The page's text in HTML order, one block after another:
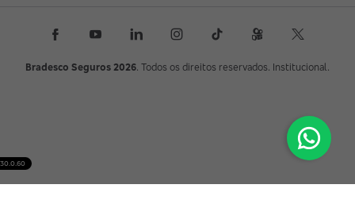
Bradesco Seguros 2026. Todos os direitos reservados. Institucional.
30.0.60